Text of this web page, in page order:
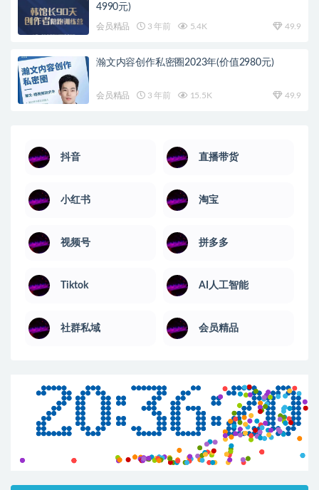
4990元)
会员精品 3 年前 5.4K 49.9
瀚文内容创作私密圈2023年(价值2980元)
会员精品 3 年前 15.5K 49.9
抖音 直播带货
小红书 淘宝
视频号 拼多多
Tiktok AI人工智能
社群私域 会员精品